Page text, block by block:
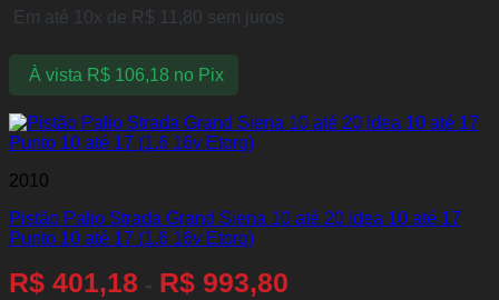
Em até 10x de R$ 11,80 sem juros
À vista R$106,18 no Pix
2010
Pistão Palio Strada Grand Siena 10 até 20 Idea 10 até 17
Punto 10 até 17 (1.6 16v Etorq)
R$ 401,18 - R$ 993,80